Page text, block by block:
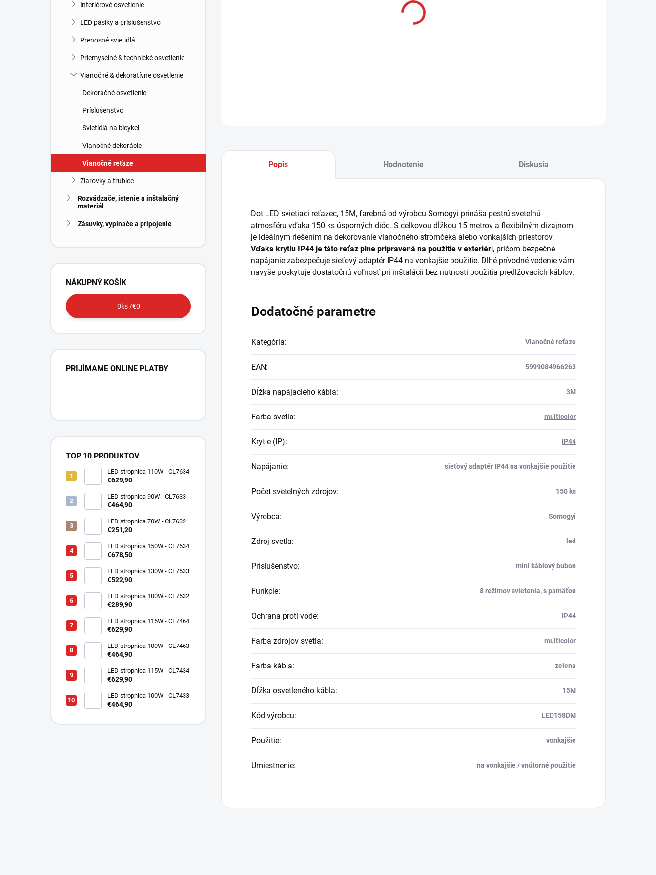
Interiérové osvetlenie
LED pásiky a príslušenstvo
Prenosné svietidlá
Priemyselné & technické osvetlenie
Vianočné & dekoratívne osvetlenie
Dekoračné osvetlenie
Príslušenstvo
Svietidlá na bicykel
Vianočné dekorácie
Vianočné reťaze
Žiarovky a trubice
Rozvádzače, istenie a inštalačný
materiál
Zásuvky, vypínače a pripojenie
NÁKUPNÝ KOŠÍK
0ks /€0
PRIJÍMAME ONLINE PLATBY
TOP 10 PRODUKTOV
LED stropnica 110W - CL7634
€629,90
LED stropnica 90W - CL7633
€464,90
LED stropnica 70W - CL7632
€251,20
LED stropnica 150W - CL7534
€678,50
LED stropnica 130W - CL7533
€522,90
LED stropnica 100W - CL7532
€289,90
LED stropnica 115W - CL7464
€629,90
LED stropnica 100W - CL7463
€464,90
LED stropnica 115W - CL7434
€629,90
LED stropnica 100W - CL7433
€464,90
rozžiari interiér aj exteriér vďaka 150 ks LED svetelných zdrojov.
Súčasťou je sieťový adaptér IP44 na vonkajšie použitie,
Popis Hodnotenie Diskusia
Dot LED svietiaci reťazec, 15M, farebná od výrobcu Somogyi prináša pestrú svetelnú
atmosféru vďaka 150 ks úsporných diód. S celkovou dĺžkou 15 metrov a flexibilným dizajnom
je ideálnym riešením na dekorovanie vianočného stromčeka alebo vonkajších priestorov.
Vďaka krytiu IP44 je táto reťaz plne pripravená na použitie v exteriéri, pričom bezpečné
napájanie zabezpečuje sieťový adaptér IP44 na vonkajšie použitie. Dlhé prívodné vedenie vám
navyše poskytuje dostatočnú voľnosť pri inštalácii bez nutnosti použitia predlžovacích káblov.
Dodatočné parametre
Kategória: Vianočné reťaze
EAN: 5999084966263
Dĺžka napájacieho kábla: 3M
Farba svetla: multicolor
Krytie (IP): IP44
Napájanie: sieťový adaptér IP44 na vonkajšie použitie
Počet svetelných zdrojov: 150 ks
Výrobca: Somogyi
Zdroj svetla: led
Príslušenstvo: mini káblový bubon
Funkcie: 8 režimov svietenia, s pamäťou
Ochrana proti vode: IP44
Farba zdrojov svetla: multicolor
Farba kábla: zelená
Dĺžka osvetleného kábla: 15M
Kód výrobcu: LED158DM
Použitie: vonkajšie
Umiestnenie: na vonkajšie / vnútorné použitie